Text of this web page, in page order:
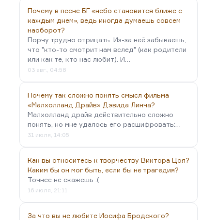
Почему в песне БГ «небо становится ближе с
каждым днем», ведь иногда думаешь совсем
наоборот?
Порчу трудно отрицать. Из-за неё забываешь,
что "кто-то смотрит нам вслед" (как родители
или как те, кто нас любит). И…
03 авг., 04:58
Почему так сложно понять смысл фильма
«Малхолланд Драйв» Дэвида Линча?
Малхолланд драйв действительно сложно
понять, но мне удалось его расшифровать:…
31 июля, 14:05
Как вы относитесь к творчеству Виктора Цоя?
Каким бы он мог быть, если бы не трагедия?
Точнее не скажешь :(
16 июля, 21:11
За что вы не любите Иосифа Бродского?